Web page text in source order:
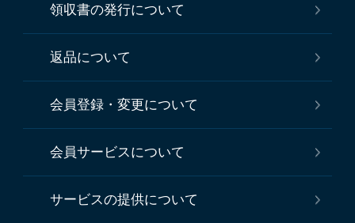
領収書の発行について
返品について
会員登録・変更について
会員サービスについて
サービスの提供について